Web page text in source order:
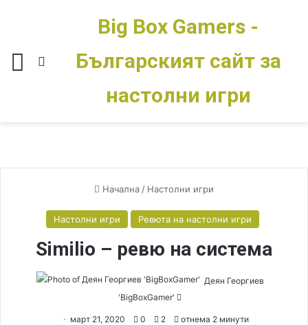
Меню Switch skin
Big Box Gamers -
Българският сайт за
настолни игри
Начална / Настолни игри
Настолни игри Ревюта на настолни игри
Similio – ревю на система
Деян Георгиев
'BigBoxGamer'
март 21, 2020 0 2 отнема 2 минути